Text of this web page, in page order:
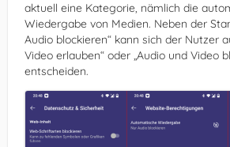
aktuell eine Kategorie, nämlich die
Wiedergabe von Medien. Neben der
Audio blockieren“ kann sich der Nutzer
Video erlauben“ oder „Audio und Video
entscheiden.